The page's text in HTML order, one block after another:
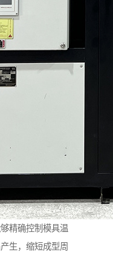
精确控制模具温
生，缩短成型周